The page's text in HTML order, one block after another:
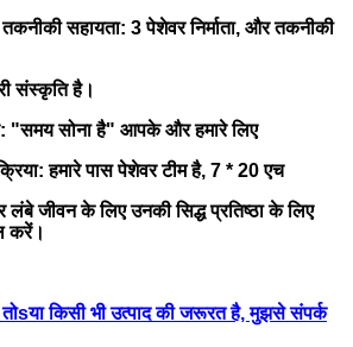
सहायता: 3 पेशेवर निर्माता, और तकनीकी
संस्कृति है।
"समय सोना है" आपके और हमारे लिए
हमारे पास पेशेवर टीम है, 7 * 20 एच
लंबे जीवन के लिए उनकी सिद्ध प्रतिष्ठा के लिए
करें।
sया किसी भी उत्पाद की जरूरत है, मुझसे संपर्क